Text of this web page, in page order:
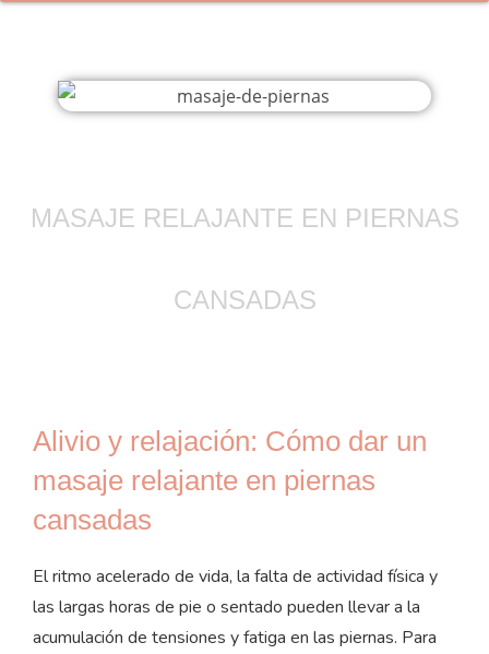
MASAJE RELAJANTE EN PIERNAS
CANSADAS
Alivio y relajación: Cómo dar un
masaje relajante en piernas
cansadas
El ritmo acelerado de vida, la falta de actividad física y
las largas horas de pie o sentado pueden llevar a la
acumulación de tensiones y fatiga en las piernas. Para